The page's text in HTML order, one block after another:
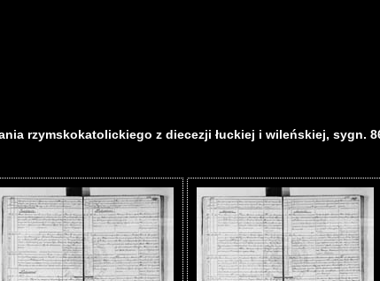
rzymskokatolickiego z diecezji łuckiej i wileńskiej, sygn.